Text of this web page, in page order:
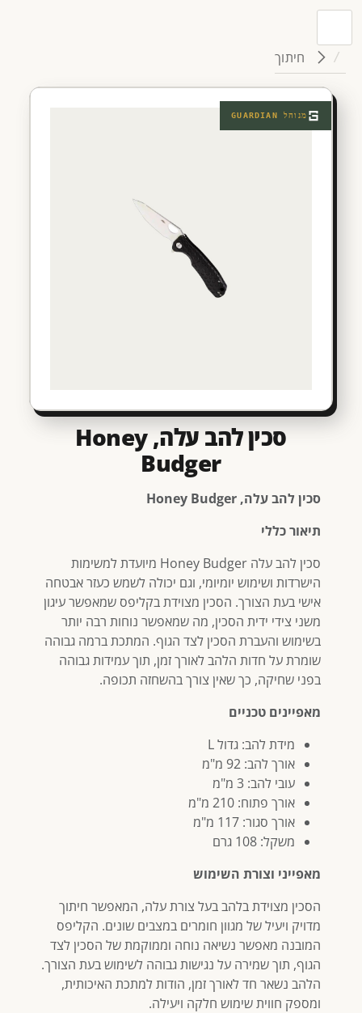
חיתוך
מנוהל GUARDIAN
סכין להב עלה, Honey
Budger
סכין להב עלה, Honey Budger
תיאור כללי
סכין להב עלה Honey Budger מיועדת למשימות
הישרדות ושימוש יומיומי, וגם יכולה לשמש כעזר אבטחה
אישי בעת הצורך. הסכין מצוידת בקליפס שמאפשר עיגון
משני צידי ידית הסכין, מה שמאפשר נוחות רבה יותר
בשימוש והעברת הסכין לצד הגוף. המתכת ברמה גבוהה
שומרת על חדות הלהב לאורך זמן, תוך עמידות גבוהה
בפני שחיקה, כך שאין צורך בהשחזה תכופה.
מאפיינים טכניים
מידת להב: גדול L
אורך להב: 92 מ"מ
עובי להב: 3 מ"מ
אורך פתוח: 210 מ"מ
אורך סגור: 117 מ"מ
משקל: 108 גרם
מאפייני וצורת השימוש
הסכין מצוידת בלהב בעל צורת עלה, המאפשר חיתוך
מדויק ויעיל של מגוון חומרים במצבים שונים. הקליפס
המובנה מאפשר נשיאה נוחה וממוקמת של הסכין לצד
הגוף, תוך שמירה על נגישות גבוהה לשימוש בעת הצורך.
הלהב נשאר חד לאורך זמן, הודות למתכת האיכותית,
ומספק חווית שימוש חלקה ויעילה.